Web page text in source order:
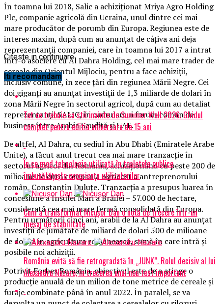
În toamna lui 2018, Salic a achiziționat Mriya Agro Holding
Plc, companie agricolă din Ucraina, unul dintre cei mai
mare producător de porumb din Europa. Regiunea este de
interes maxim, după cum au anunțat de câțiva ani deja
reprezentanții companiei, care în toamna lui 2017 a intrat
într-o asociere cu Al Dahra Holding, cel mai mare trader de
cereale din Orientul Mijlociu, pentru a face achiziții,
inclusiv comune, în zece țări din regiunea Mării Negre. Cei
doi giganți au anunțat investiții de 1,3 miliarde de dolari în
zona Mării Negre în sectorul agricol, după cum au detaliat
reprezentanții SALIC, în cadrul unui forum comun de
business între Arabia Saudită și UAE.
De altfel, Al Dahra, cu sediul în Abu Dhabi (Emiratele Arabe
Unite), a făcut anul trecut cea mai mare tranzacție în
sectorul agricol din România, achiziționând cu peste 200 de
milioane de euro compania Agricost a antreprenorului
român, Constantin Duluțe. Tranzacția a presupus luarea în
concesiune a Insulei Mari a Brăilei – 57.000 de hectare,
considerată cea mai mare fermă consolidată din Europa.
Pentru următorii cinci ani, arabii de la Al Dahra au anunțat
investiții de jumătate de miliard de dolari 500 de milioane
de dolari în agricultura românească, sumă în care intră și
posibile noi achiziții.
Potrivit Forbes România, obiectivul este de a atinge o
producție anuală de un milion de tone metrice de cereale și
furaje combinate până în anul 2022. În paralel, se va
Citeste in continuare
Iti recomandam
Tot ce trebuie sa stii inainte de Summer Well 2026. Ghidul
complet pentru editia aniversara de 15 ani
În ce mod tehnologia utilizată în toaletele publice
îmbunătățește experiența utilizatorilor
Cum a transformat Nicușor Dan o notă de trecere într-un
mesaj de stabilitate
România evită să fie retrogradată în „JUNK”. Rolul decisiv al lui
Alexandru Nazare, în trecerea unui nou test important